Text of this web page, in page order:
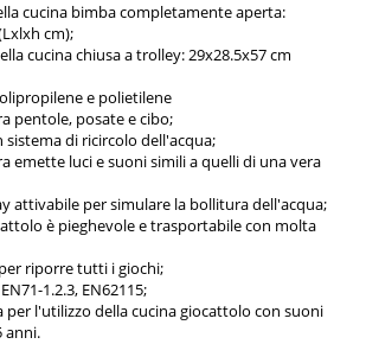
cucina bimba completamente aperta:
cm);
cucina chiusa a trolley: 29x28.5x57 cm
e polietilene
pentole, posate e cibo;
sistema di ricircolo dell'acqua;
emette luci e suoni simili a quelli di una vera
attivabile per simulare la bollitura dell'acqua;
è pieghevole e trasportabile con molta
riporre tutti i giochi;
1.2.3, EN62115;
per l'utilizzo della cucina giocattolo con suoni
anni.